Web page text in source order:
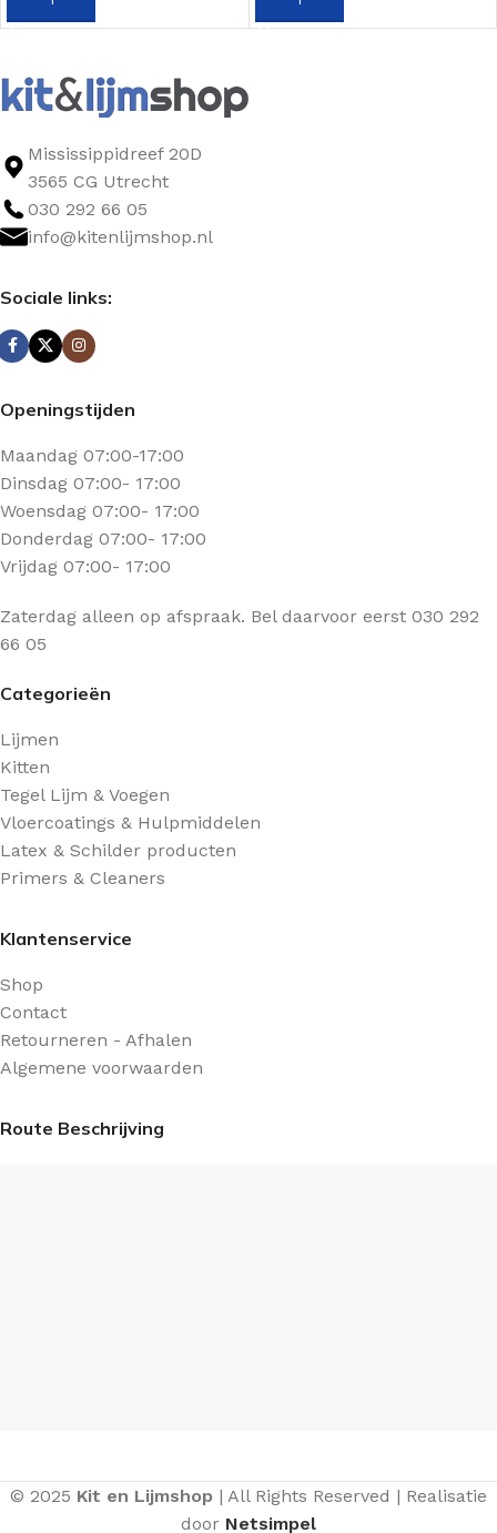
Mississippidreef 20D
3565 CG Utrecht
030 292 66 05
info@kitenlijmshop.nl
Sociale links:
Openingstijden
Maandag 07:00-17:00
Dinsdag 07:00- 17:00
Woensdag 07:00- 17:00
Donderdag 07:00- 17:00
Vrijdag 07:00- 17:00
Zaterdag alleen op afspraak. Bel daarvoor eerst 030 292
66 05
Categorieën
Lijmen
Kitten
Tegel Lijm & Voegen
Vloercoatings & Hulpmiddelen
Latex & Schilder producten
Primers & Cleaners
Klantenservice
Shop
Contact
Retourneren - Afhalen
Algemene voorwaarden
Route Beschrijving
© 2025 Kit en Lijmshop | All Rights Reserved | Realisatie
door Netsimpel